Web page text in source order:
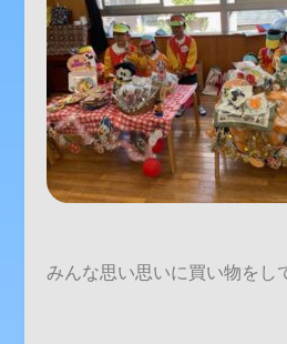
みんな思い思いに買い物をし